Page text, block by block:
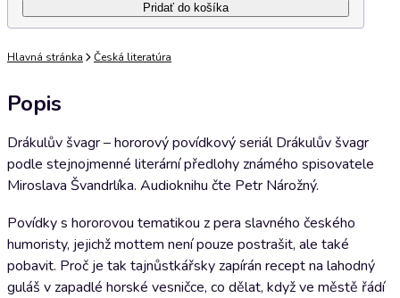
Pridať do košíka
Hlavná stránka Česká literatúra
Popis
Drákulův švagr – hororový povídkový seriál Drákulův švagr
podle stejnojmenné literární předlohy známého spisovatele
Miroslava Švandrlíka. Audioknihu čte Petr Nárožný.
Povídky s hororovou tematikou z pera slavného českého
humoristy, jejichž mottem není pouze postrašit, ale také
pobavit. Proč je tak tajnůstkářsky zapírán recept na lahodný
guláš v zapadlé horské vesničce, co dělat, když ve městě řádí